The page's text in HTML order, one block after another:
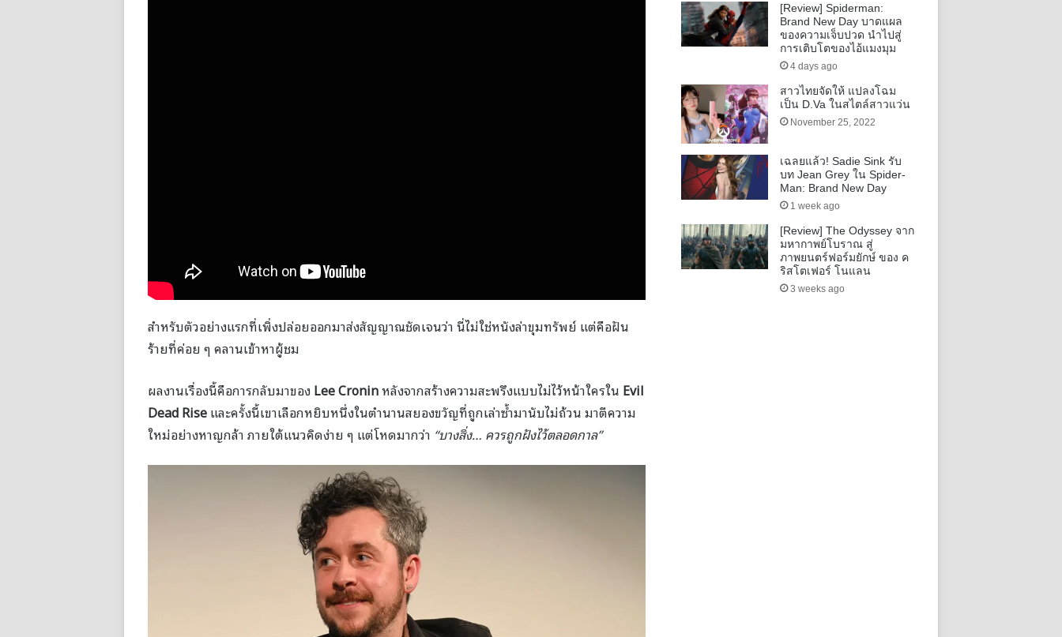
สำหรับตัวอย่างแรกที่เพิ่งปล่อยออกมาส่งสัญญาณชัดเจนว่า นี่ไม่ใช่หนังล่าขุมทรัพย์ แต่คือฝัน
ร้ายที่ค่อย ๆ คลานเข้าหาผู้ชม
ผลงานเรื่องนี้คือการกลับมาของLee Croninหลังจากสร้างความสะพรึงแบบไม่ไว้หน้าใครใน Evil
Dead Riseและครั้งนี้เขาเลือกหยิบหนึ่งในตำนานสยองขวัญที่ถูกเล่าซ้ำมานับไม่ถ้วน มาตีความ
ใหม่อย่างหาญกล้า ภายใต้แนวคิดง่าย ๆ แต่โหดมากว่า “บางสิ่ง… ควรถูกฝังไว้ตลอดกาล”
[Review] Spiderman:
Brand New Day บาดแผล
ของความเจ็บปวด นำไปสู่
การเติบโตของไอ้แมงมุม
4 days ago
สาวไทยจัดให้ แปลงโฉม
เป็น D.Va ในสไตล์สาวแว่น
November 25, 2022
เฉลยแล้ว! Sadie Sink รับ
บท Jean Grey ใน Spider-
Man: Brand New Day
1 week ago
[Review] The Odyssey จาก
มหากาพย์โบราณ สู่
ภาพยนตร์ฟอร์มยักษ์ ของ ค
ริสโตเฟอร์ โนแลน
3 weeks ago